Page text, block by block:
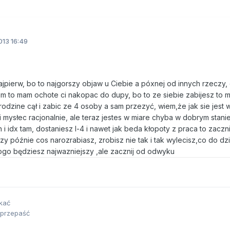
16:49
bo to najgorszy objaw u Ciebie a póxnej od innych rzeczy,
to mam ochote ci nakopac do dupy, bo to ze siebie zabijesz to
cął i zabic ze 4 osoby a sam przezyć, wiem,że jak sie jest
racjonalnie, ale teraz jestes w miare chyba w dobrym
idx tam, dostaniesz l-4 i nawet jak beda kłopoty z praca to
późnie cos narozrabiasz, zrobisz nie tak i tak wylecisz,co do
będziesz najwazniejszy ,ale zacznij od odwyku